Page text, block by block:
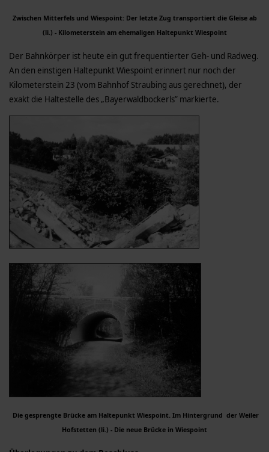
Zwischen Mitterfels und Wiespoint: Der letzte Zug transportiert die Gleise ab
(li.) - Kilometerstein am ehemaligen Haltepunkt Wiespoint
Der Bahnkörper ist heute ein gut frequentierter Geh- und Radweg.
An den einstigen Haltepunkt Wiespoint erinnert nur noch der
Kilometerstein 23 (vom Bahnhof Straubing aus gerechnet), der
exakt die Haltestelle des „Bayerwaldbockerls” markierte.
Die gesprengte Brücke am Haltepunkt Wiespoint. Im Hintergrund der Weiler
Hofstetten (li.) - Die neue Brücke in Wiespoint